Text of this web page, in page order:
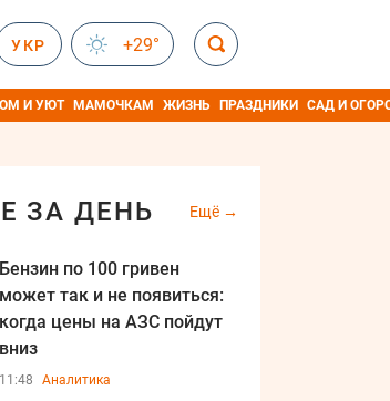
УКР +29°
И УЮТ МАМОЧКАМ ЖИЗНЬ ПРАЗДНИКИ САД И
ЗА ДЕНЬ Ещё
Бензин по 100 гривен
может так и не появиться:
когда цены на АЗС пойдут
вниз
11:48 Аналитика